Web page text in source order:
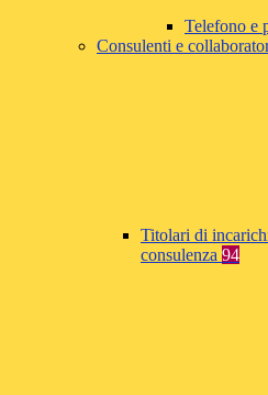
Telefono e
Consulenti e
Titolari di
consulenza 94